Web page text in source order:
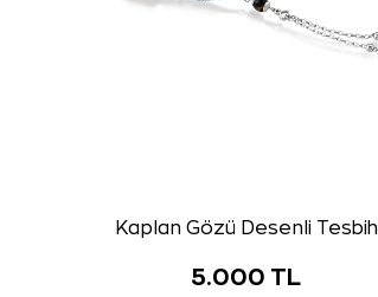
Kaplan Gözü Desenli Tesbih
5.000 TL